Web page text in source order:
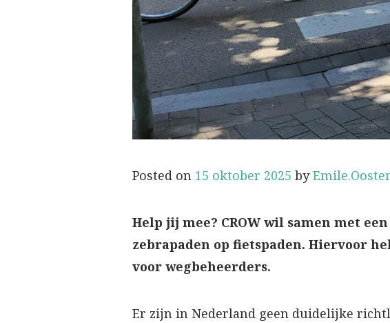
Posted on 15 oktober 2025 by
Help jij mee? CROW wil samen met
zebrapaden op fietspaden. Hiervoor
voor wegbeheerders.
Er zijn in Nederland geen duidelijke